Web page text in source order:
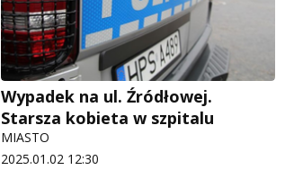
Wypadek na ul. Źródłowej.
Starsza kobieta w szpitalu
MIASTO
2025.01.02 12:30